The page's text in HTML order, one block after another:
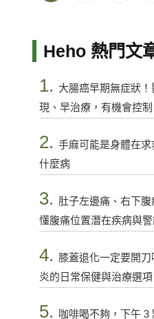
Heho 熱門文
1. 大腸癌早期無症狀
現、早治療，有機會控制
2. 手麻可能是身體在
什麼病
3. 肚子左邊痛、右下
懂腹痛位置潛在疾病與警
4. 膝蓋退化一定要開
炎的日常保健與治療選項
5.
咖啡喝不夠，下午 3